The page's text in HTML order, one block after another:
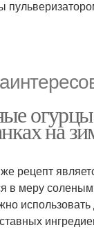
на
рецепт
в меру
использовать